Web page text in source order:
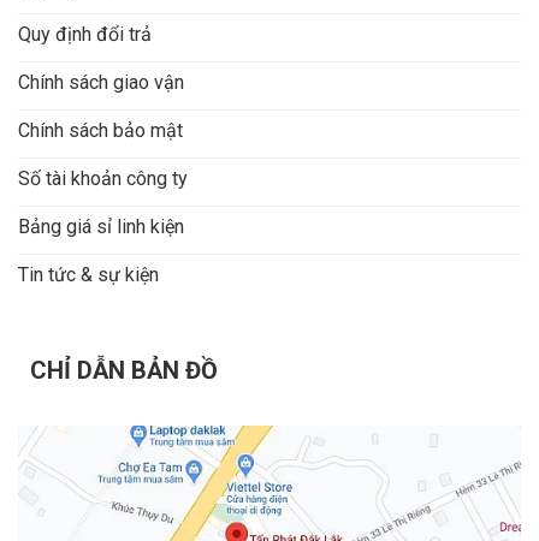
Quy định đổi trả
Chính sách giao vận
Chính sách bảo mật
Số tài khoản công ty
Bảng giá sỉ linh kiện
Tin tức & sự kiện
CHỈ DẪN BẢN ĐỒ